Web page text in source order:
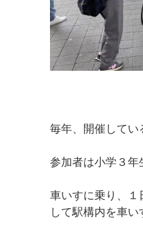
毎年、開催してい
参加者は小学３年
車いすに乗り、１
して駅構内を車い